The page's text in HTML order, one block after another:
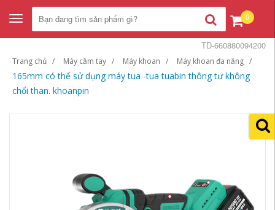
Toggle
navigation
0
Trang chủ Máy cầm tay Máy khoan Máy khoan đa năng
165mm có thể sử dụng máy tua -tua tuabin thông tư không
chổi than. khoanpin
TD-660880094200